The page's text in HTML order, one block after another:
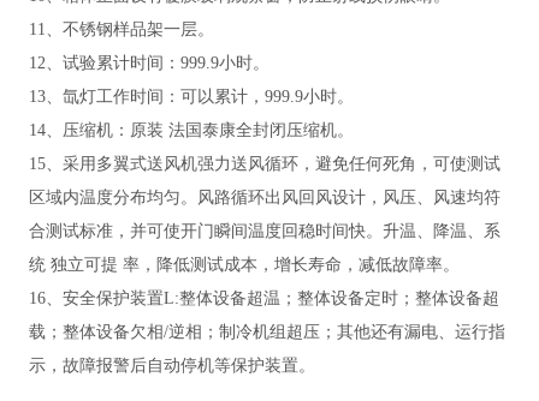
11、不锈钢样品架一层。
12、试验累计时间：999.9小时。
13、氙灯工作时间：可以累计，999.9小时。
14、压缩机：原装 法国泰康全封闭压缩机。
15、采用多翼式送风机强力送风循环，避免任何死角，可使测试
区域内温度分布均匀。风路循环出风回风设计，风压、风速均符
合测试标准，并可使开门瞬间温度回稳时间快。升温、降温、系
统 独立可提 率，降低测试成本，增长寿命，减低故障率。
16、安全保护装置L:整体设备超温；整体设备定时；整体设备超
载；整体设备欠相/逆相；制冷机组超压；其他还有漏电、运行指
示，故障报警后自动停机等保护装置。